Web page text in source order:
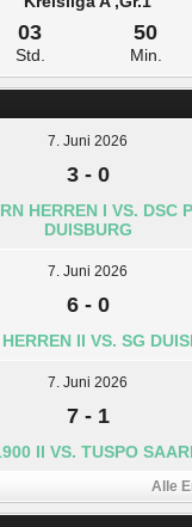
03
Std.
50
Min.
7. Juni 2026
3- 0
HERREN I VS. DSC
UISBURG
7. Juni 2026
6- 0
II VS. SG
7. Juni 2026
7- 1
II VS. TUSPO
Alle